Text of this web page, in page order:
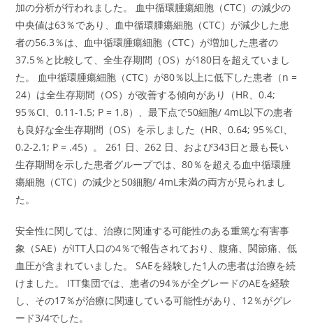
加の分析が行われました。 血中循環腫瘍細胞（CTC）の減少の
中央値は63％であり、血中循環腫瘍細胞（CTC）が減少した患
者の56.3％は、血中循環腫瘍細胞（CTC）が増加した患者の
37.5％と比較して、全生存期間（OS）が180日を超えていまし
た。 血中循環腫瘍細胞（CTC）が80％以上に低下した患者（n =
24）は全生存期間（OS）が改善する傾向があり（HR、0.4;
95％CI、0.11-1.5; P = 1.8）、最下点で50細胞/ 4mL以下の患者
も良好な全生存期間（OS）を示しました（HR、0.64; 95％CI、
0.2-2.1; P = .45）。 261 日、262 日、および343日と最も長い
生存期間を示した患者グループでは、80％を超える血中循環腫
瘍細胞（CTC）の減少と50細胞/ 4mL未満の両方が見られまし
た。
安全性に関しては、治療に関連する可能性のある重篤な有害事
象（SAE）がITT人口の4％で報告されており、腹痛、関節痛、低
血圧が含まれていました。 SAEを経験した1人の患者は治療を続
けました。 ITT集団では、患者の94％が全グレードのAEを経験
し、その17％が治療に関連している可能性があり、12％がグレ
ード3/4でした。